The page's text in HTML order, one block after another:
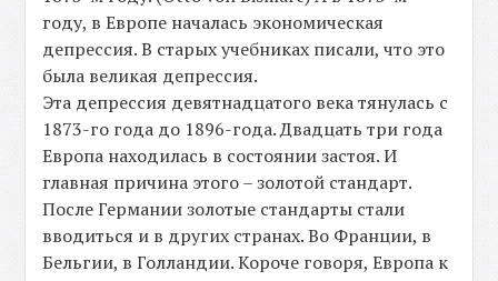
году, в Европе началась экономическая
депрессия. В старых учебниках писали, что это
была великая депрессия.
Эта депрессия девятнадцатого века тянулась с
1873-го года до 1896-года. Двадцать три года
Европа находилась в состоянии застоя. И
главная причина этого – золотой стандарт.
После Германии золотые стандарты стали
вводиться и в других странах. Во Франции, в
Бельгии, в Голландии. Короче говоря, Европа к